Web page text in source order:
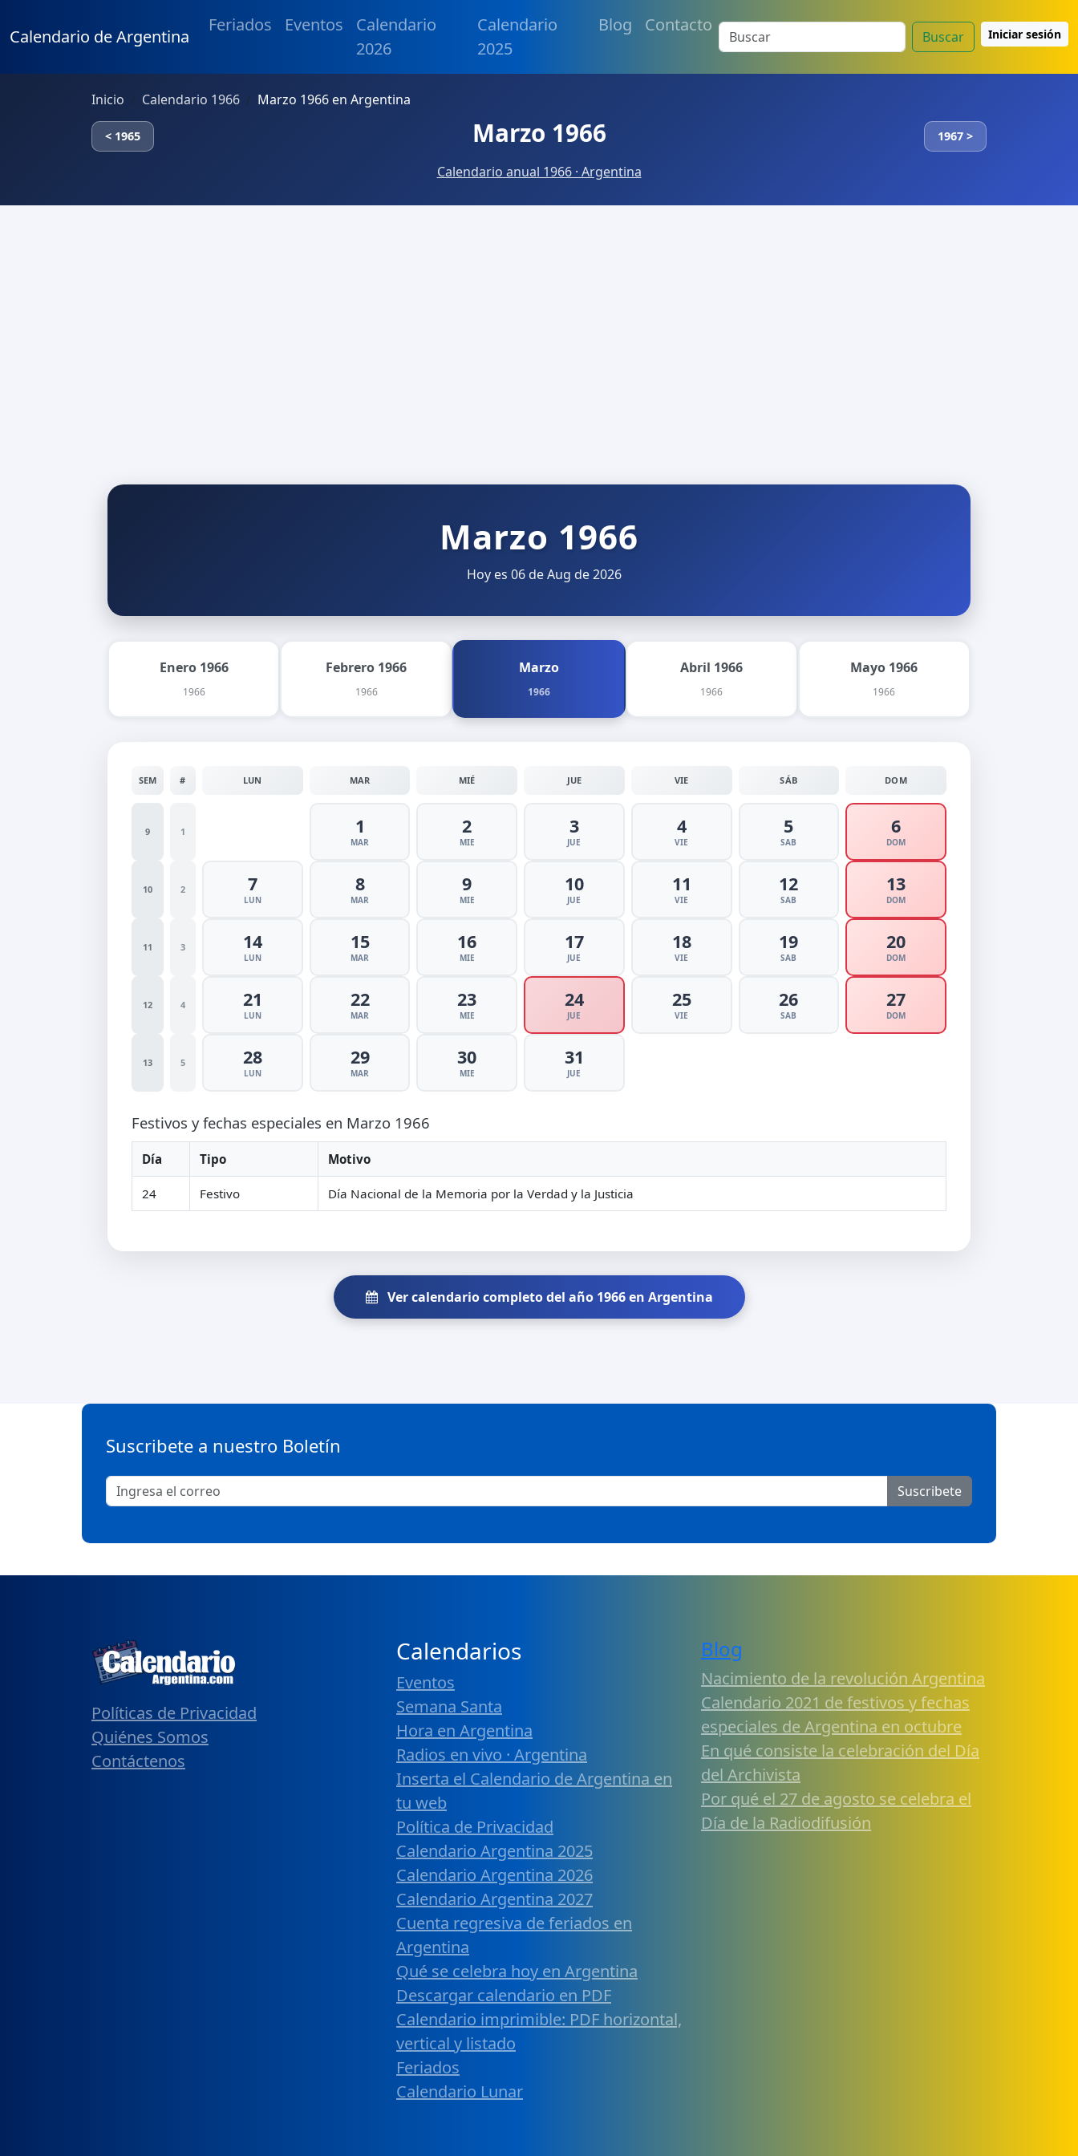
Calendario de Argentina
Feriados Eventos
Calendario
2026
Calendario
2025
Blog Contacto
Buscar Iniciar sesión
Inicio Calendario 1966 Marzo 1966 en Argentina
< 1965 Marzo 1966 1967 >
Calendario anual 1966 · Argentina
Marzo 1966
Hoy es 06 de Aug de 2026
Enero 1966
1966
Febrero 1966
1966
Marzo
1966
Abril 1966
1966
Mayo 1966
1966
SEM # LUN MAR MIÉ JUE VIE SÁB DOM
9 1 1
MAR
2
MIE
3
JUE
4
VIE
5
SAB
6
DOM
10 2 7
LUN
8
MAR
9
MIE
10
JUE
11
VIE
12
SAB
13
DOM
11 3 14
LUN
15
MAR
16
MIE
17
JUE
18
VIE
19
SAB
20
DOM
12 4 21
LUN
22
MAR
23
MIE
24
JUE
25
VIE
26
SAB
27
DOM
13 5 28
LUN
29
MAR
30
MIE
31
JUE
Festivos y fechas especiales en Marzo 1966
Día Tipo Motivo
24 Festivo Día Nacional de la Memoria por la Verdad y la Justicia
Ver calendario completo del año 1966 en Argentina
Suscribete a nuestro Boletín
Suscribete
Políticas de Privacidad
Quiénes Somos
Contáctenos
Calendarios
Eventos
Semana Santa
Hora en Argentina
Radios en vivo · Argentina
Inserta el Calendario de Argentina en
tu web
Política de Privacidad
Calendario Argentina 2025
Calendario Argentina 2026
Calendario Argentina 2027
Cuenta regresiva de feriados en
Argentina
Qué se celebra hoy en Argentina
Descargar calendario en PDF
Calendario imprimible: PDF horizontal,
vertical y listado
Feriados
Calendario Lunar
Blog
Nacimiento de la revolución Argentina
Calendario 2021 de festivos y fechas
especiales de Argentina en octubre
En qué consiste la celebración del Día
del Archivista
Por qué el 27 de agosto se celebra el
Día de la Radiodifusión